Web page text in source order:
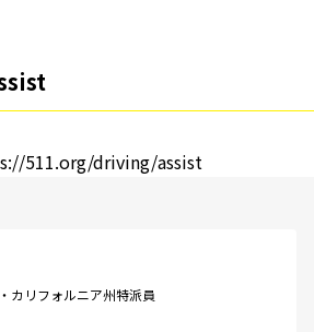
511.org/driving/assist
カリフォルニア州特派員